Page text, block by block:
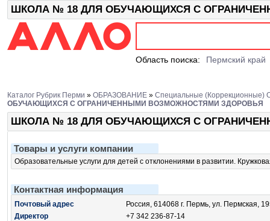
ШКОЛА № 18 ДЛЯ ОБУЧАЮЩИХСЯ С
Область поиска: Пермский край
Каталог Рубрик Перми » ОБРАЗОВАНИЕ » Специальные (коррекционные)
ОБУЧАЮЩИХСЯ С ОГРАНИЧЕННЫМИ ВОЗМОЖНОСТЯМИ ЗДОРОВЬЯ
ШКОЛА № 18 ДЛЯ ОБУЧАЮЩИХСЯ С
Товары и услуги компании
Образовательные услуги для детей с отклонениями в развитии.
Контактная информация
Почтовый адрес
Россия, 614068 г. Пермь, ул. Пермская,
Директор
+7 342 236-87-14